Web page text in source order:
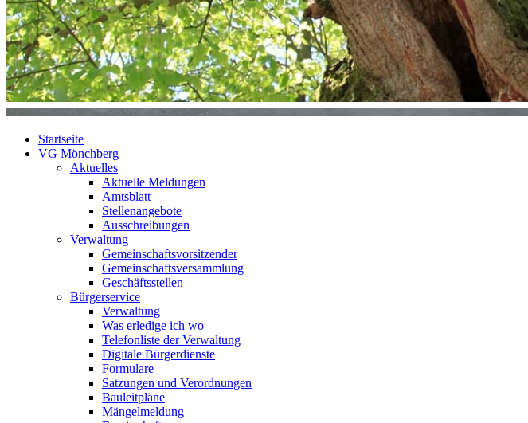
Startseite
VG Mönchberg
Aktuelles
Aktuelle Meldungen
Amtsblatt
Stellenangebote
Ausschreibungen
Verwaltung
Gemeinschaftsvorsitzender
Gemeinschaftsversammlung
Geschäftsstellen
Bürgerservice
Verwaltung
Was erledige ich wo
Telefonliste der Verwaltung
Digitale Bürgerdienste
Formulare
Satzungen und Verordnungen
Bauleitpläne
Mängelmeldung